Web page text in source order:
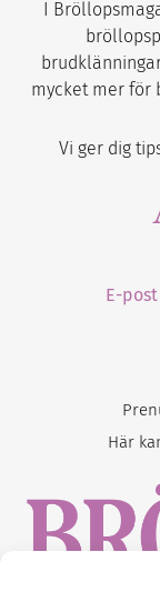
I
mycket mer för
Vi ger dig
E-post
Här